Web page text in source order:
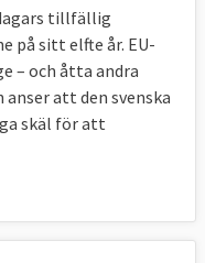
tillfällig
på sitt elfte år. EU-
– och åtta andra
att den svenska
skäl för att